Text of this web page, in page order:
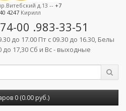
д.13 -- +7
4247Кирилл
00 .983-33-51
до 17.00 Пт с 09.30 до 16.30, Белы
до 17,30 Сб и Вс - выходные
0 (0.00 руб.)